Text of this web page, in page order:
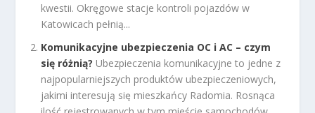
kwestii. Okręgowe stacje kontroli pojazdów w
Katowicach pełnią...
Komunikacyjne ubezpieczenia OC i AC – czym
się różnią? Ubezpieczenia komunikacyjne to jedne z
najpopularniejszych produktów ubezpieczeniowych,
jakimi interesują się mieszkańcy Radomia. Rosnąca